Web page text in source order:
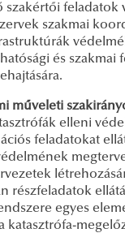
szakértői feladatok
szakmai
és szakmai
műveleti
elleni
feladatokat
részfeladatok
egyes
katasztrófa-